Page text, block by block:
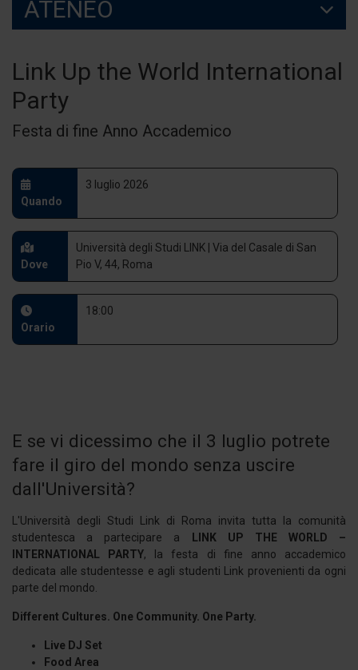
ATENEO
Link Up the World International
Party
Festa di fine Anno Accademico
Quando
3 luglio 2026
Dove
Università degli Studi LINK | Via del Casale di San
Pio V, 44, Roma
Orario
18:00
E se vi dicessimo che il 3 luglio potrete
fare il giro del mondo senza uscire
dall'Università?
L'Università degli Studi Link di Roma invita tutta la comunità
studentesca a partecipare a
LINK UP THE WORLD –
INTERNATIONAL PARTY, la festa di fine anno accademico
dedicata alle studentesse e agli studenti Link provenienti da ogni
parte del mondo.
Different Cultures. One Community. One Party.
Live DJ Set
Food Area